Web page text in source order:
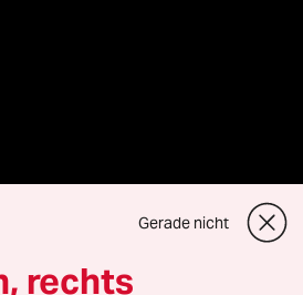
Gerade nicht
rechts